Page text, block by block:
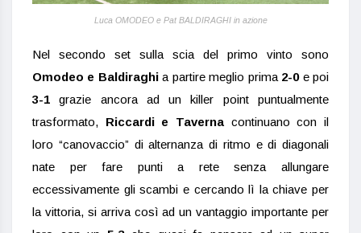
Luca OMODEO e Pat BALDIRAGHI in azione
Nel secondo set sulla scia del primo vinto sono
Omodeo e Baldiraghia partire meglio prima 2-0e poi
3-1 grazie ancora ad un killer point puntualmente
trasformato, Riccardi e Taverna continuano con il
loro “canovaccio” di alternanza di ritmo e di diagonali
nate per fare punti a rete senza allungare
eccessivamente gli scambi e cercando lì la chiave per
la vittoria, si arriva così ad un vantaggio importante per